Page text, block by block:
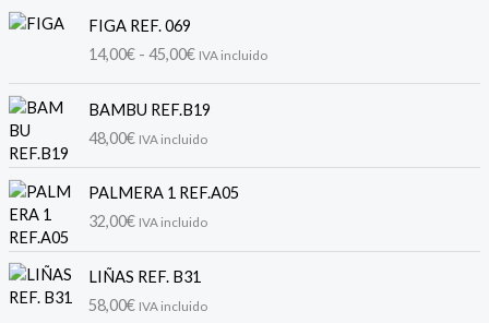
FIGA REF. 069
14,00€ - 45,00€n
g
o
d
r
e
i
s
IVA incluido
BAMBU REF.B19
48,00€ IVA incluido
PALMERA 1 REF.A05
32,00€ IVA incluido
LIÑAS REF. B31
58,00€ IVA incluido